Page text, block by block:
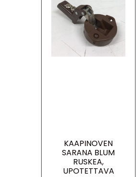
KAAPINOVEN
SARANA BLUM
RUSKEA,
UPOTETTAVA